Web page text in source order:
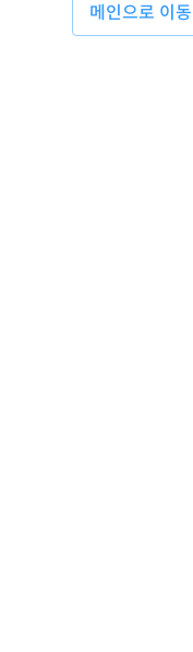
메인으로 이동